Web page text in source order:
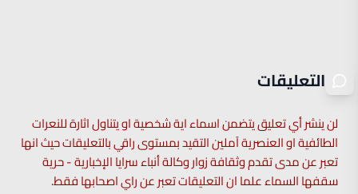
التعليقات
لن ينشر أي تعليق يتضمن اسماء اية شخصية او يتناول اثارة للنعرات
الطائفية او العنصرية آملين التقيد بمستوى راقي بالتعليقات حيث انها
تعبر عن مدى تقدم وثقافة زوار وكالة أنباء سرايا الإخبارية - حرية
سقفها السماء علما ان التعليقات تعبر عن راي اصحابها فقط.